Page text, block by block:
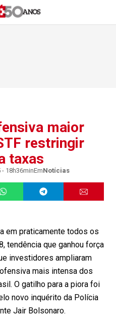
maior
restringir
taxas
18h36minEmNotícias
em praticamente todos os
tendência que ganhou força
investidores ampliaram
mais intensa dos
O gatilho para a piora foi
novo inquérito da Polícia
Jair Bolsonaro.